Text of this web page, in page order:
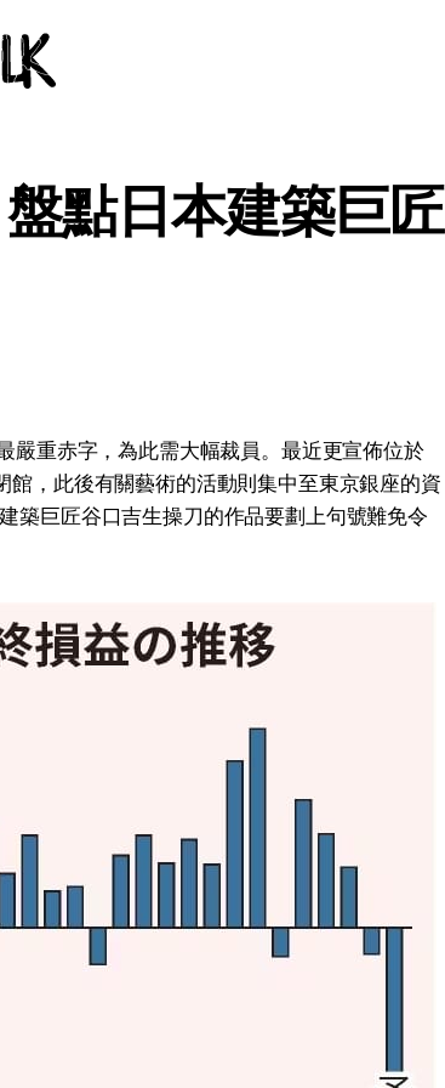
點日本建築巨匠
嚴重赤字，為此需大幅裁員。最近更宣佈位於
，此後有關藝術的活動則集中至東京銀座的資
築巨匠谷口吉生操刀的作品要劃上句號難免令